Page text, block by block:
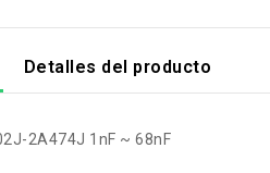
Detalles del producto
2A474J 1nF ~ 68nF